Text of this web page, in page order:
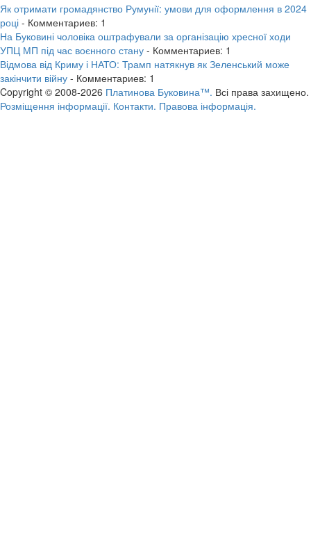
Як отримати громадянство Румунії: умови для оформлення в 2024
році - Комментариев: 1
На Буковині чоловіка оштрафували за організацію хресної ходи
УПЦ МП під час воєнного стану - Комментариев: 1
Відмова від Криму і НАТО: Трамп натякнув як Зеленський може
закінчити війну - Комментариев: 1
Copyright © 2008-2026 Платинова Буковина™. Всі права захищено.
Розміщення інформації. Контакти. Правова інформація.